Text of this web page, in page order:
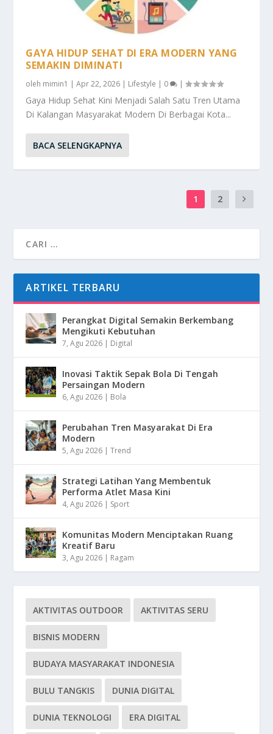
GAYA HIDUP SEHAT DI ERA MODERN YANG
SEMAKIN DIMINATI
oleh mimin1 |Apr 22, 2026 | Lifestyle | 0 |
Gaya Hidup Sehat Kini Menjadi Salah Satu Tren Utama
Di Kalangan Masyarakat Modern Di Berbagai Kota...
BACA SELENGKAPNYA
1 2
ARTIKEL TERBARU
Perangkat Digital Semakin Berkembang
Mengikuti Kebutuhan
7, Agu 2026 | Digital
Inovasi Taktik Sepak Bola Di Tengah
Persaingan Modern
6, Agu 2026 | Bola
Perubahan Tren Masyarakat Di Era
Modern
5, Agu 2026 |Trend
Strategi Latihan Yang Membentuk
Performa Atlet Masa Kini
4, Agu 2026 | Sport
Komunitas Modern Menciptakan Ruang
Kreatif Baru
3, Agu 2026 | Ragam
AKTIVITAS OUTDOOR AKTIVITAS SERU
BISNIS MODERN
BUDAYA MASYARAKAT INDONESIA
BULU TANGKIS DUNIA DIGITAL
DUNIA TEKNOLOGI ERA DIGITAL